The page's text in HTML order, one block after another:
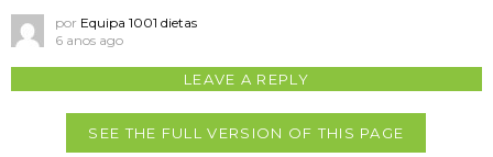
por Equipa 1001 dietas
6 anos ago
LEAVE A REPLY
SEE THE FULL VERSION OF THIS PAGE